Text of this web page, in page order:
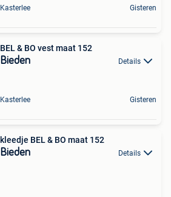
Kasterlee Gisteren
BEL & BO vest maat 152
Bieden Details
Kasterlee Gisteren
kleedje BEL & BO maat 152
Bieden Details